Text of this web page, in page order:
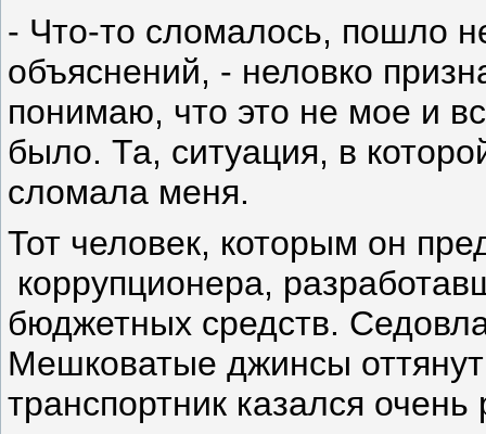
- Что-то сломалось, пошло
объяснений, - неловко
понимаю, что это не мое и
было. Та, ситуация, в
сломала меня.
Тот человек, которым он
коррупционера,
бюджетных средств.
Мешковатые джинсы
транспортник казался